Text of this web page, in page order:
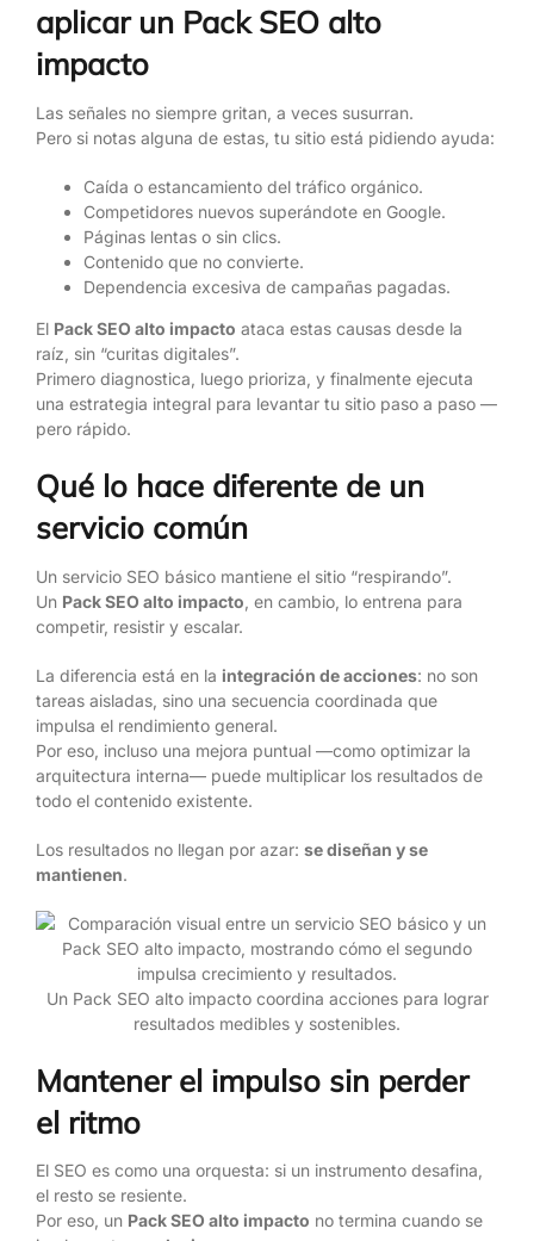
aplicar un Pack SEO alto
impacto
Las señales no siempre gritan, a veces susurran.
Pero si notas alguna de estas, tu sitio está pidiendo ayuda:
Caída o estancamiento del tráfico orgánico.
Competidores nuevos superándote en Google.
Páginas lentas o sin clics.
Contenido que no convierte.
Dependencia excesiva de campañas pagadas.
El Pack SEO alto impacto ataca estas causas desde la
raíz, sin “curitas digitales”.
Primero diagnostica, luego prioriza, y finalmente ejecuta
una estrategia integral para levantar tu sitio paso a paso —
pero rápido.
Qué lo hace diferente de un
servicio común
Un servicio SEO básico mantiene el sitio “respirando”.
Un Pack SEO alto impacto , en cambio, lo entrena para
competir, resistir y escalar.
La diferencia está en la integración de acciones: no son
tareas aisladas, sino una secuencia coordinada que
impulsa el rendimiento general.
Por eso, incluso una mejora puntual —como optimizar la
arquitectura interna— puede multiplicar los resultados de
todo el contenido existente.
Los resultados no llegan por azar: se diseñan y se
mantienen.
Un Pack SEO alto impacto coordina acciones para lograr
resultados medibles y sostenibles.
Mantener el impulso sin perder
el ritmo
El SEO es como una orquesta: si un instrumento desafina,
el resto se resiente.
Por eso, un Pack SEO alto impacto no termina cuando se